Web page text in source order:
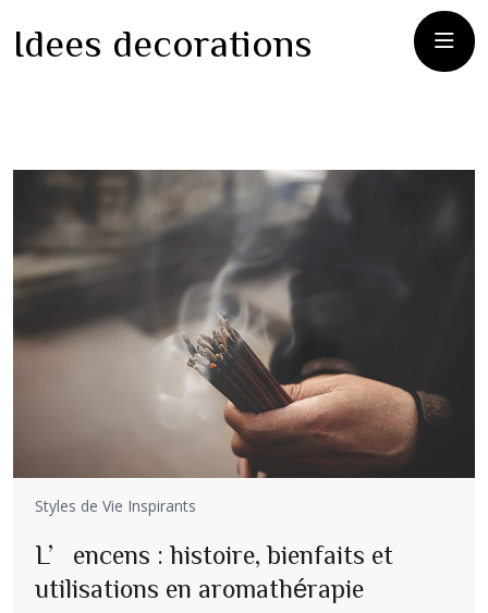
Idees decorations
Styles de Vie Inspirants
L’encens : histoire, bienfaits et
utilisations en aromathérapie